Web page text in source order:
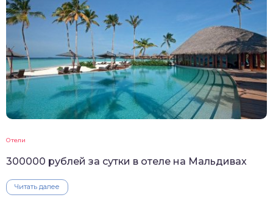
Отели
300000 рублей за сутки в отеле на Мальдивах
Читать далее